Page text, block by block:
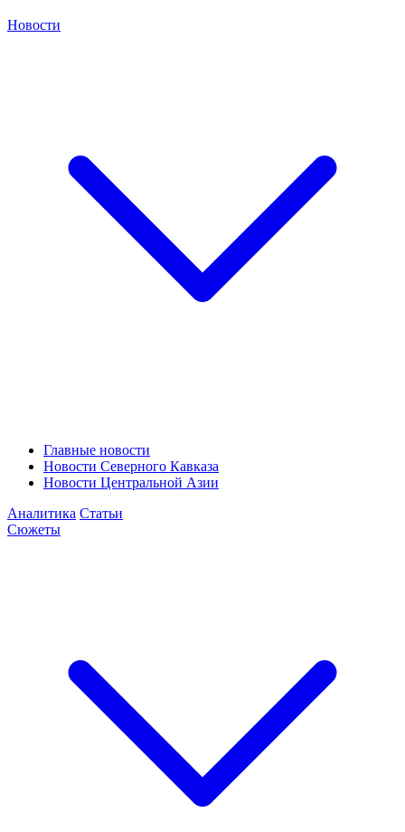
Новости
Главные новости
Новости Северного Кавказа
Новости Центральной Азии
Аналитика Статьи
Сюжеты